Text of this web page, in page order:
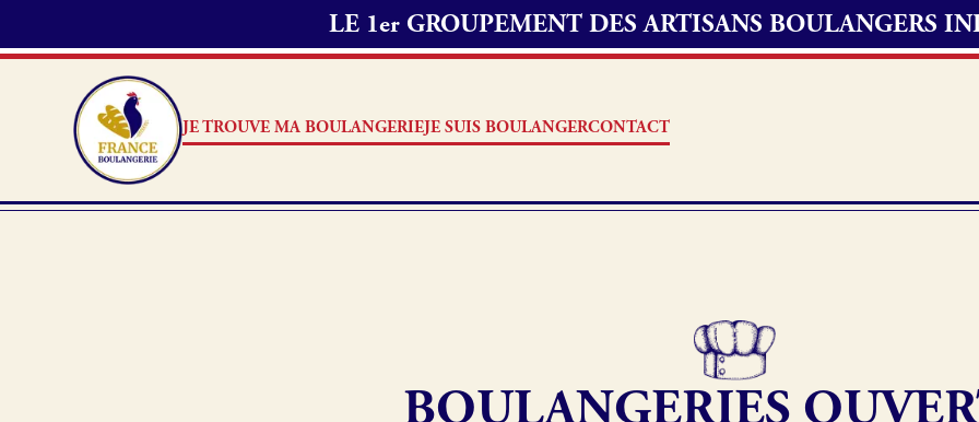
LE 1er GROUPEMENT DES ARTISANS BOULANGERS
JE TROUVE MA BOULANGERIEJE SUIS BOULANGERCONTACT
Pourquoi adhérer à France Boulangerie
Offres d’emploi
Fonds de commerce